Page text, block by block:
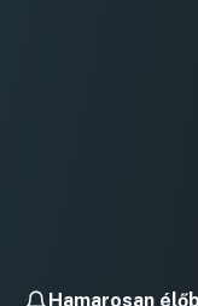
Hamarosan